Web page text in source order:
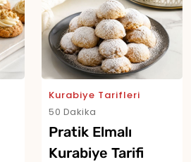
Kurabiye Tarifleri
50 Dakika
Pratik Elmalı
Kurabiye Tarifi